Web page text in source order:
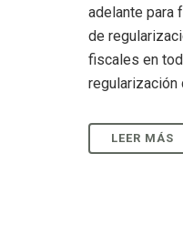
adelante para
de
fiscales en
regularización